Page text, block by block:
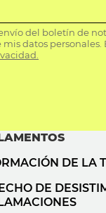
del boletín de
datos personales.
DE LA
DE